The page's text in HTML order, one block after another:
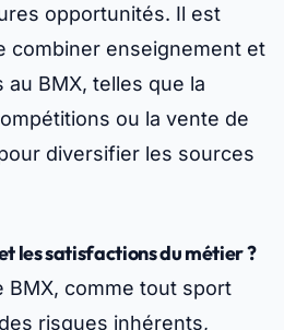
opportunités. Il est
combiner enseignement et
BMX, telles que la
ou la vente de
diversifier les sources
les satisfactions du métier ?
BMX, comme tout sport
risques inhérents,